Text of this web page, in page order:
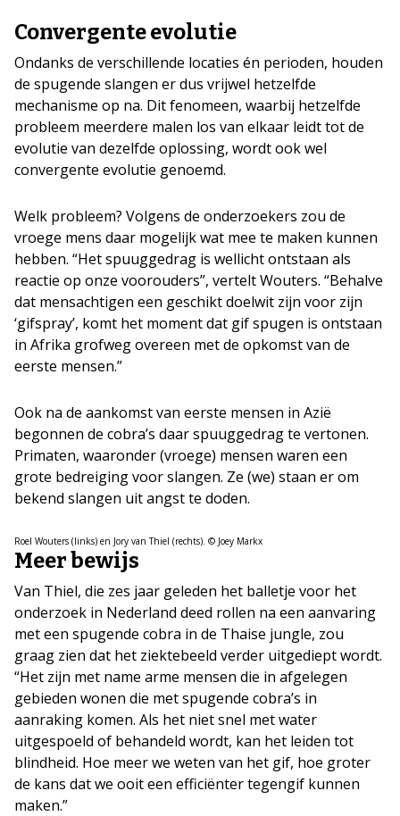
Convergente evolutie
Ondanks de verschillende locaties én perioden, houden
de spugende slangen er dus vrijwel hetzelfde
mechanisme op na. Dit fenomeen, waarbij hetzelfde
probleem meerdere malen los van elkaar leidt tot de
evolutie van dezelfde oplossing, wordt ook wel
convergente evolutie genoemd.
Welk probleem? Volgens de onderzoekers zou de
vroege mens daar mogelijk wat mee te maken kunnen
hebben. “Het spuuggedrag is wellicht ontstaan als
reactie op onze voorouders”, vertelt Wouters. “Behalve
dat mensachtigen een geschikt doelwit zijn voor zijn
‘gifspray’, komt het moment dat gif spugen is ontstaan
in Afrika grofweg overeen met de opkomst van de
eerste mensen.”
Ook na de aankomst van eerste mensen in Azië
begonnen de cobra’s daar spuuggedrag te vertonen.
Primaten, waaronder (vroege) mensen waren een
grote bedreiging voor slangen. Ze (we) staan er om
bekend slangen uit angst te doden.
Roel Wouters (links) en Jory van Thiel (rechts). © Joey Markx
Meer bewijs
Van Thiel, die zes jaar geleden het balletje voor het
onderzoek in Nederland deed rollen na een aanvaring
met een spugende cobra in de Thaise jungle, zou
graag zien dat het ziektebeeld verder uitgediept wordt.
“Het zijn met name arme mensen die in afgelegen
gebieden wonen die met spugende cobra’s in
aanraking komen. Als het niet snel met water
uitgespoeld of behandeld wordt, kan het leiden tot
blindheid. Hoe meer we weten van het gif, hoe groter
de kans dat we ooit een efficiënter tegengif kunnen
maken.”